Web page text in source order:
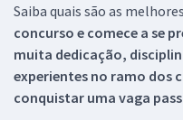
Saiba quais são as
concurso e comece a se
muita dedicação,
experientes no ramo dos
conquistar uma vaga